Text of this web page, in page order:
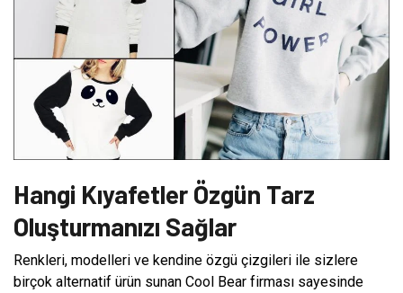
Hangi Kıyafetler Özgün Tarz
Oluşturmanızı Sağlar
Renkleri, modelleri ve kendine özgü çizgileri ile sizlere
birçok alternatif ürün sunan Cool Bear firması sayesinde